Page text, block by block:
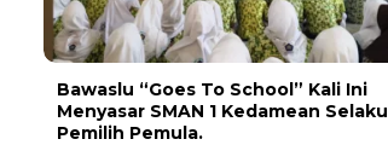
Bawaslu “Goes To School” Kali Ini
Menyasar SMAN 1 Kedamean Selaku
Pemilih Pemula.